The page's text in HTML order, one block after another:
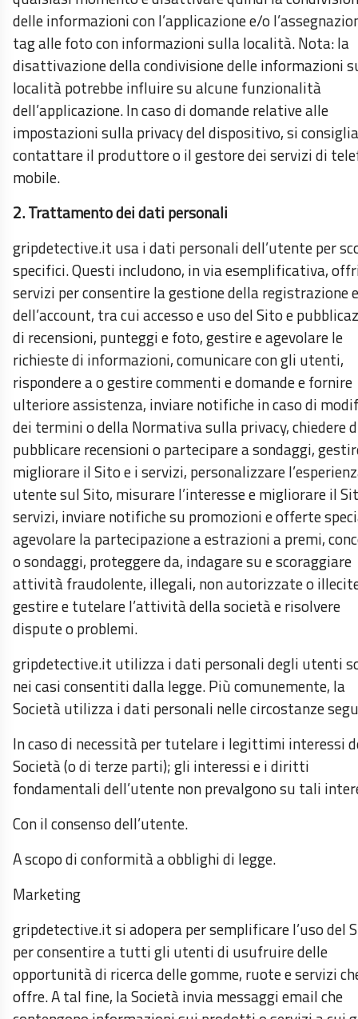
delle informazioni con l’applicazione e/o
tag alle foto con informazioni sulla località. Nota: la
disattivazione della condivisione delle informazioni
località potrebbe influire su alcune funzionalità
dell’applicazione. In caso di domande relative alle
impostazioni sulla privacy del dispositivo, si
contattare il produttore o il gestore dei servizi di
mobile.
2. Trattamento dei dati personali
gripdetective.it usa i dati personali dell’utente per
specifici. Questi includono, in via esemplificativa,
servizi per consentire la gestione della registrazione e
dell’account, tra cui accesso e uso del Sito e
di recensioni, punteggi e foto, gestire e agevolare le
richieste di informazioni, comunicare con gli utenti,
rispondere a o gestire commenti e domande e fornire
ulteriore assistenza, inviare notifiche in caso di
dei termini o della Normativa sulla privacy, chiedere
pubblicare recensioni o partecipare a sondaggi,
migliorare il Sito e i servizi, personalizzare
utente sul Sito, misurare l’interesse e migliorare il
servizi, inviare notifiche su promozioni e offerte
agevolare la partecipazione a estrazioni a premi,
o sondaggi, proteggere da, indagare su e scoraggiare
attività fraudolente, illegali, non autorizzate o
gestire e tutelare l’attività della società e risolvere
dispute o problemi.
gripdetective.it utilizza i dati personali degli utenti
nei casi consentiti dalla legge. Più comunemente, la
Società utilizza i dati personali nelle circostanze
In caso di necessità per tutelare i legittimi interessi
Società (o di terze parti); gli interessi e i diritti
fondamentali dell’utente non prevalgono su tali
Con il consenso dell’utente.
A scopo di conformità a obblighi di legge.
Marketing
gripdetective.it si adopera per semplificare l’uso del
per consentire a tutti gli utenti di usufruire delle
opportunità di ricerca delle gomme, ruote e servizi
offre. A tal fine, la Società invia messaggi email che